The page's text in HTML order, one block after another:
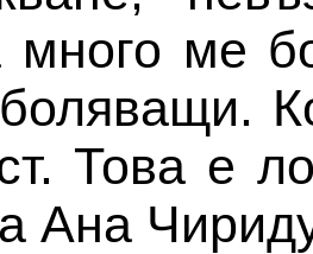
много ме
Това е
Ана